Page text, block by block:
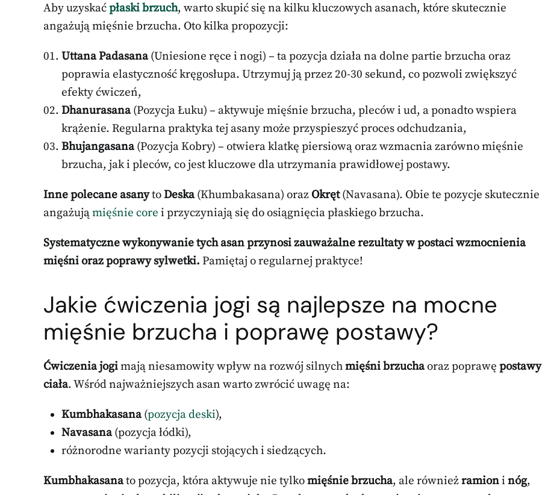
Aby uzyskaćpłaski brzuch, warto skupić się na kilku kluczowych asanach, które skutecznie
angażują mięśnie brzucha. Oto kilka propozycji:
Uttana Padasana(Uniesione ręce i nogi) – ta pozycja działa na dolne partie brzucha oraz
poprawia elastyczność kręgosłupa. Utrzymuj ją przez 20-30 sekund, co pozwoli zwiększyć
efekty ćwiczeń,
Dhanurasana(Pozycja Łuku) – aktywuje mięśnie brzucha, pleców i ud, a ponadto wspiera
krążenie. Regularna praktyka tej asany może przyspieszyć proces odchudzania,
Bhujangasana(Pozycja Kobry) – otwiera klatkę piersiową oraz wzmacnia zarówno mięśnie
brzucha, jak i pleców, co jest kluczowe dla utrzymania prawidłowej postawy.
Inne polecane asanytoDeska(Khumbakasana) oraz Okręt(Navasana). Obie te pozycje skutecznie
angażująmięśnie core i przyczyniają się do osiągnięcia płaskiego brzucha.
Systematyczne wykonywanie tych asan przynosi zauważalne rezultaty w postaci wzmocnienia
mięśni oraz poprawy sylwetki. Pamiętaj o regularnej praktyce!
Jakie ćwiczenia jogi są najlepsze na mocne
mięśnie brzucha i poprawę postawy?
Ćwiczenia jogimają niesamowity wpływ na rozwój silnychmięśni brzuchaoraz poprawę postawy
ciała. Wśród najważniejszych asan warto zwrócić uwagę na:
Kumbhakasana(pozycja deski),
Navasana(pozycja łódki),
różnorodne warianty pozycji stojących i siedzących.
Kumbhakasanato pozycja, która aktywuje nie tylkomięśnie brzucha, ale równieżramioni nóg,